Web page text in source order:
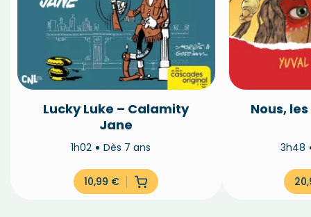
Lucky Luke – Calamity
Jane
1h02 Dès 7 ans
10,99 €
Nous,
3h48